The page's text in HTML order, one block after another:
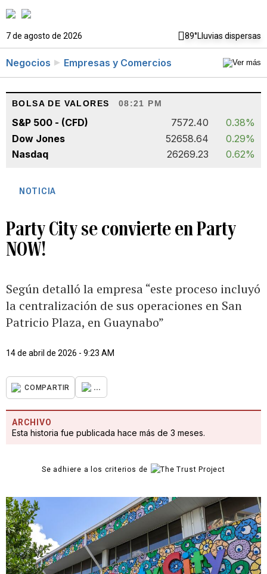
7 de agosto de 2026 89°Lluvias dispersas
Negocios Empresas y Comercios
BOLSA DE VALORES 08:21 PM
S&P 500 - (CFD) 7572.40
0.38%
Dow Jones
52658.64
0.29%
Nasdaq
26269.23 0.62%
NOTICIA
Party City se convierte en Party
NOW!
Según detalló la empresa “este proceso incluyó
la centralización de sus operaciones en San
Patricio Plaza, en Guaynabo”
14 de abril de 2026 - 9:23 AM
COMPARTIR ...
ARCHIVO
Esta historia fue publicada hace más de 3 meses.
Se adhiere a los criterios de